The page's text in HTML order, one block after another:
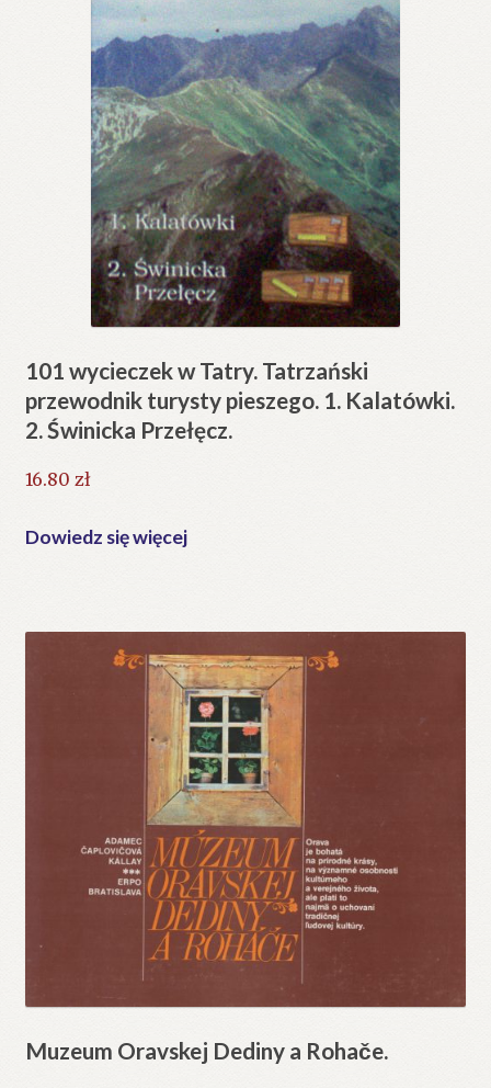
101 wycieczek w Tatry. Tatrzański
przewodnik turysty pieszego. 1. Kalatówki.
2. Świnicka Przełęcz.
16.80 zł
Dowiedz się więcej
Muzeum Oravskej Dediny a Rohače.